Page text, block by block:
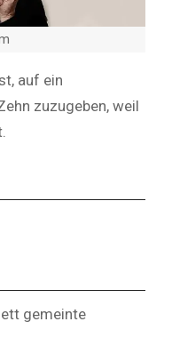
auf ein
zuzugeben, weil
gemeinte